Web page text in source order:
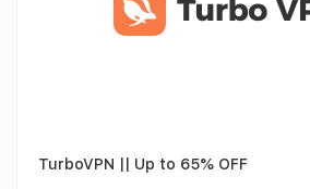
TurboVPN || Up to 65% OFF